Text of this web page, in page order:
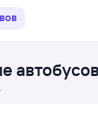
автобусов